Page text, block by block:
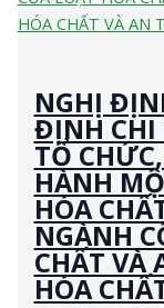
NGHỊ
ĐỊNH CHI
TỔ
HÀNH
HÓA
NGÀNH
CHẤT VÀ
HÓA